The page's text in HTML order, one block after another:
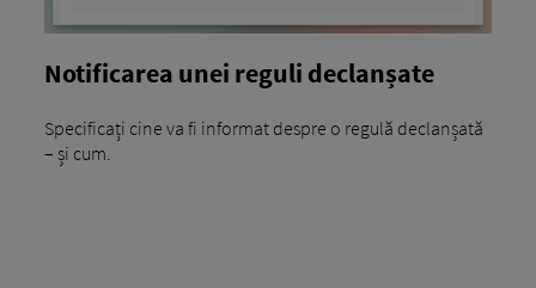
Notificarea unei reguli declanșate
Specificați cine va fi informat despre o regulă declanșată
– și cum.